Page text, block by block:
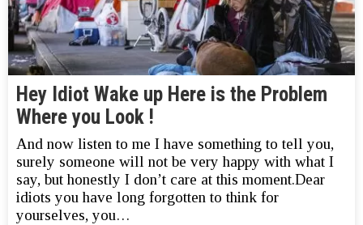
Hey Idiot Wake up Here is the Problem
Where you Look !
And now listen to me I have something to tell you,
surely someone will not be very happy with what I
say, but honestly I don’t care at this moment.Dear
idiots you have long forgotten to think for
yourselves, you…